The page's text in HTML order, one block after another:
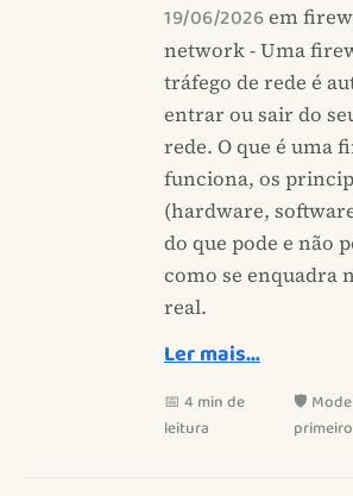
19/06/2026em
network - Uma
tráfego de rede é
entrar ou sair do
rede. O que é uma
funciona, os
(hardware,
do que pode e não
como se enquadra
real.
Ler mais…
📅 4 min de
leitura
🛡️
primeiro